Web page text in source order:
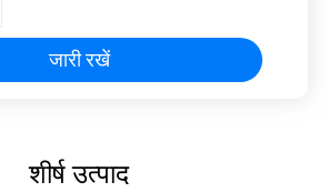
जारी रखें
शीर्ष उत्पाद